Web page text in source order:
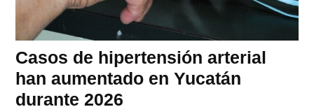
Casos de hipertensión arterial
han aumentado en Yucatán
durante 2026